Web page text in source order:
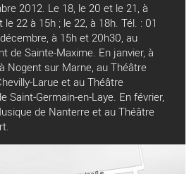
2012. Le 18, le 20 et le 21, à
22 à 15h ; le 22, à 18h. Tél. : 01
à 15h et 20h30, au
de Sainte-Maxime. En janvier, à
Nogent sur Marne, au Théâtre
Larue et au Théâtre
Saint-Germain-en-Laye. En février,
de Nanterre et au Théâtre